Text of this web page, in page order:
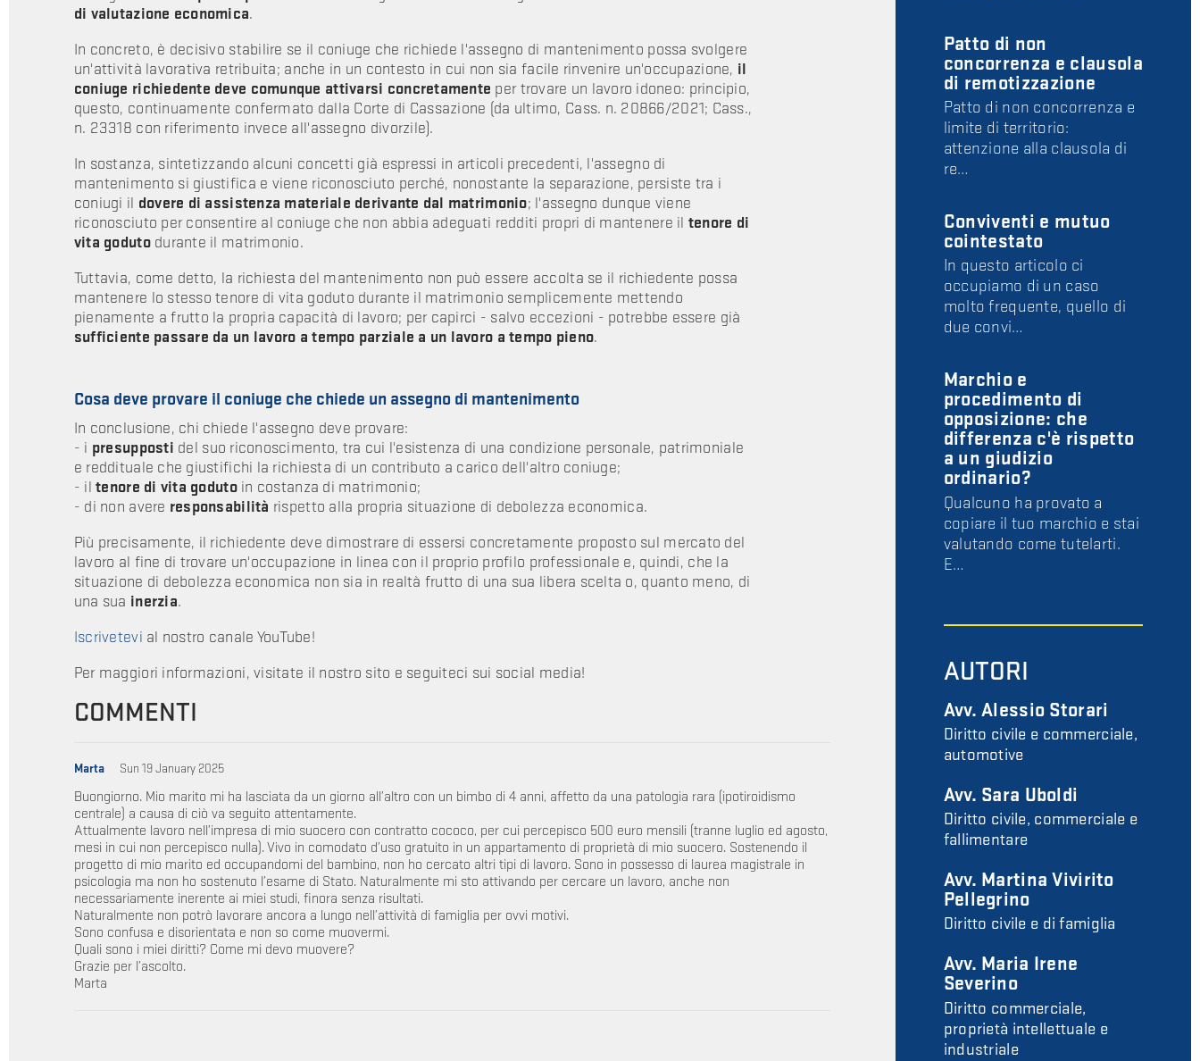
di valutazione economica.
In concreto, è decisivo stabilire se il coniuge che richiede l'assegno di mantenimento possa svolgere
un'attività lavorativa retribuita; anche in un contesto in cui non sia facile rinvenire un'occupazione, il
coniuge richiedente deve comunque attivarsi concretamente per trovare un lavoro idoneo: principio,
questo, continuamente confermato dalla Corte di Cassazione (da ultimo, Cass. n. 20866/2021; Cass.,
n. 23318 con riferimento invece all'assegno divorzile).
In sostanza, sintetizzando alcuni concetti già espressi in articoli precedenti, l'assegno di
mantenimento si giustifica e viene riconosciuto perché, nonostante la separazione, persiste tra i
coniugi il dovere di assistenza materiale derivante dal matrimonio; l'assegno dunque viene
riconosciuto per consentire al coniuge che non abbia adeguati redditi propri di mantenere il tenore di
vita godutodurante il matrimonio.
Tuttavia, come detto, la richiesta del mantenimento non può essere accolta se il richiedente possa
mantenere lo stesso tenore di vita goduto durante il matrimonio semplicemente mettendo
pienamente a frutto la propria capacità di lavoro; per capirci - salvo eccezioni - potrebbe essere già
sufficiente passare da un lavoro a tempo parziale a un lavoro a tempo pieno.
Cosa deve provare il coniuge che chiede un assegno di mantenimento
In conclusione, chi chiede l'assegno deve provare:
- i presupposti del suo riconoscimento, tra cui l'esistenza di una condizione personale, patrimoniale
e reddituale che giustifichi la richiesta di un contributo a carico dell'altro coniuge;
- il tenore di vita godutoin costanza di matrimonio;
- di non avere responsabilità rispetto alla propria situazione di debolezza economica.
Più precisamente, il richiedente deve dimostrare di essersi concretamente proposto sul mercato del
lavoro al fine di trovare un'occupazione in linea con il proprio profilo professionale e, quindi, che la
situazione di debolezza economica non sia in realtà frutto di una sua libera scelta o, quanto meno, di
una sua inerzia.
Iscrivetevi al nostro canale YouTube!
Per maggiori informazioni, visitate il nostro sito e seguiteci sui social media!
COMMENTI
Marta Sun 19 January 2025
Buongiorno. Mio marito mi ha lasciata da un giorno all’altro con un bimbo di 4 anni, affetto da una patologia rara (ipotiroidismo
centrale) a causa di ciò va seguito attentamente.
Attualmente lavoro nell’impresa di mio suocero con contratto cococo, per cui percepisco 500 euro mensili (tranne luglio ed agosto,
mesi in cui non percepisco nulla). Vivo in comodato d’uso gratuito in un appartamento di proprietà di mio suocero. Sostenendo il
progetto di mio marito ed occupandomi del bambino, non ho cercato altri tipi di lavoro. Sono in possesso di laurea magistrale in
psicologia ma non ho sostenuto l’esame di Stato. Naturalmente mi sto attivando per cercare un lavoro, anche non
necessariamente inerente ai miei studi, finora senza risultati.
Naturalmente non potrò lavorare ancora a lungo nell’attività di famiglia per ovvi motivi.
Sono confusa e disorientata e non so come muovermi.
Quali sono i miei diritti? Come mi devo muovere?
Grazie per l’ascolto.
Marta
Patto di non
concorrenza e clausola
di remotizzazione
Patto di non concorrenza e
limite di territorio:
attenzione alla clausola di
re…
Conviventi e mutuo
cointestato
In questo articolo ci
occupiamo di un caso
molto frequente, quello di
due convi…
Marchio e
procedimento di
opposizione: che
differenza c'è rispetto
a un giudizio
ordinario?
Qualcuno ha provato a
copiare il tuo marchio e stai
valutando come tutelarti.
E…
AUTORI
Avv. Alessio Storari
Diritto civile e commerciale,
automotive
Avv. Sara Uboldi
Diritto civile, commerciale e
fallimentare
Avv. Martina Vivirito
Pellegrino
Diritto civile e di famiglia
Avv. Maria Irene
Severino
Diritto commerciale,
proprietà intellettuale e
industriale